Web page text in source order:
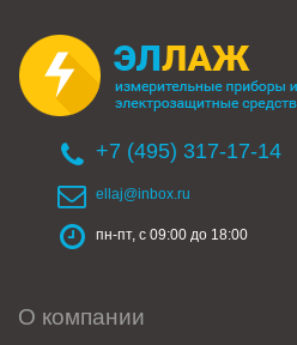
+7 (495) 317-17-14
ellaj@inbox.ru
пн-пт, с 09:00 до 18:00
О компании